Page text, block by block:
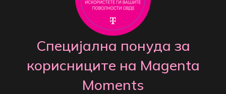
Специјална понуда за
корисниците на Magenta
Moments